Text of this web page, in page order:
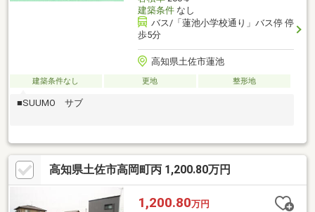
建築条件なし
バス/「蓮池小学校通り」バス停 停
歩5分
高知県土佐市蓮池
建築条件なし 更地 整形地
■SUUMO サブ
高知県土佐市高岡町丙 1,200.80万円
1,200.80万円